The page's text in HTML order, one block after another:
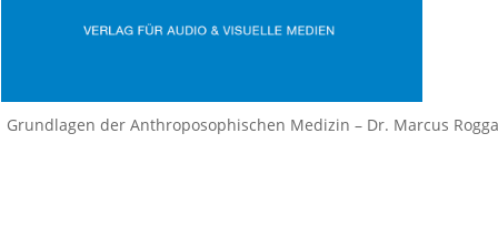
Grundlagen der Anthroposophischen Medizin – Dr. Marcus